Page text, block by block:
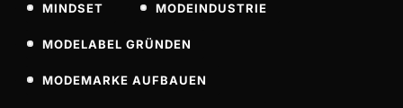
MINDSET MODEINDUSTRIE
MODELABEL GRÜNDEN
MODEMARKE AUFBAUEN